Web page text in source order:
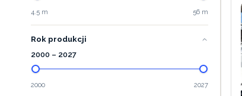
4.5 m 56 m
Rok produkcji
2000 – 2027
2000 2027